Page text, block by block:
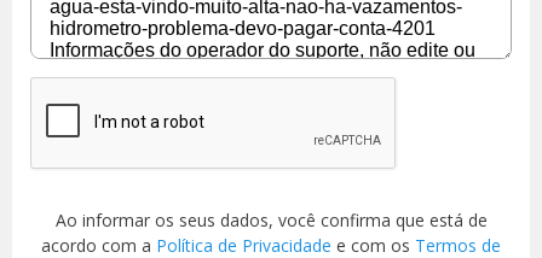
Ao informar os seus dados, você confirma que está de
acordo com a Política de Privacidade e com os Termos de